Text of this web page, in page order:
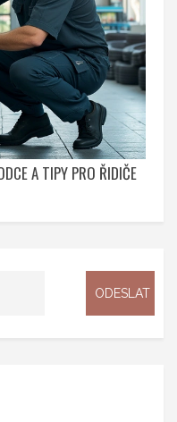
A TIPY PRO ŘIDIČE